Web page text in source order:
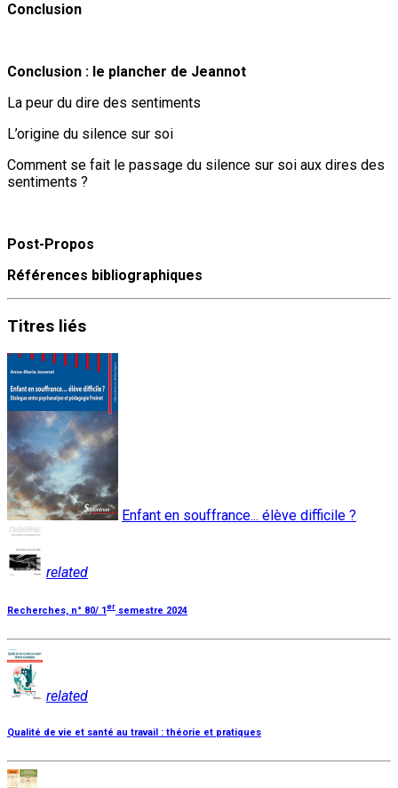
Conclusion
Conclusion : le plancher de Jeannot
La peur du dire des sentiments
L’origine du silence sur soi
Comment se fait le passage du silence sur soi aux dires des
sentiments ?
Post-Propos
Références bibliographiques
Titres liés
Enfant en souffrance... élève difficile ?
related
Recherches, n° 80/ 1 er semestre 2024
related
Qualité de vie et santé au travail : théorie et pratiques